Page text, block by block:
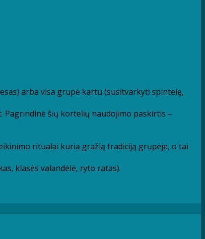
arba visa grupė kartu (susitvarkyti spintelę,
Pagrindinė šių kortelių naudojimo paskirtis –
ritualai kuria gražią tradiciją grupėje, o tai
klasės valandėlė, ryto ratas).